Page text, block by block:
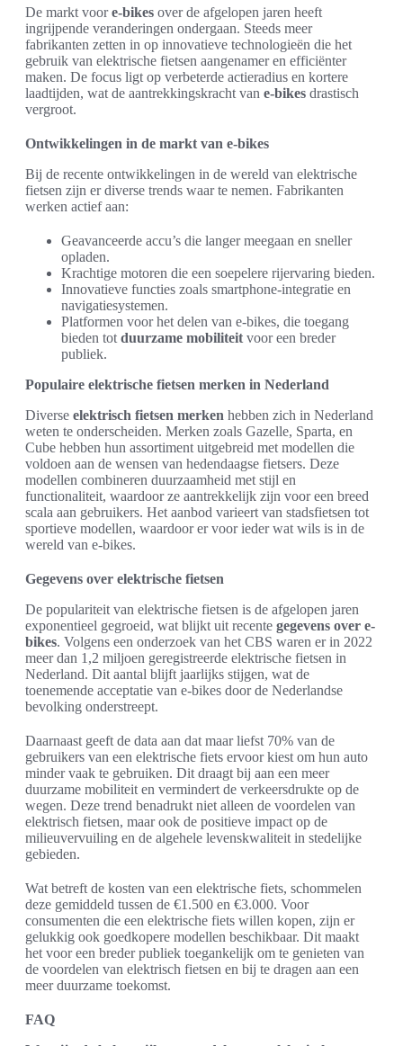
De markt voore-bikes over de afgelopen jaren heeft
ingrijpende veranderingen ondergaan. Steeds meer
fabrikanten zetten in op innovatieve technologieën die het
gebruik van elektrische fietsen aangenamer en efficiënter
maken. De focus ligt op verbeterde actieradius en kortere
laadtijden, wat de aantrekkingskracht van e-bikes drastisch
vergroot.
Ontwikkelingen in de markt van e-bikes
Bij de recente ontwikkelingen in de wereld van elektrische
fietsen zijn er diverse trends waar te nemen. Fabrikanten
werken actief aan:
Geavanceerde accu’s die langer meegaan en sneller
opladen.
Krachtige motoren die een soepelere rijervaring bieden.
Innovatieve functies zoals smartphone-integratie en
navigatiesystemen.
Platformen voor het delen van e-bikes, die toegang
bieden tot duurzame mobiliteit voor een breder
publiek.
Populaire elektrische fietsen merken in Nederland
Diverse elektrisch fietsen merken hebben zich in Nederland
weten te onderscheiden. Merken zoals Gazelle, Sparta, en
Cube hebben hun assortiment uitgebreid met modellen die
voldoen aan de wensen van hedendaagse fietsers. Deze
modellen combineren duurzaamheid met stijl en
functionaliteit, waardoor ze aantrekkelijk zijn voor een breed
scala aan gebruikers. Het aanbod varieert van stadsfietsen tot
sportieve modellen, waardoor er voor ieder wat wils is in de
wereld van e-bikes.
Gegevens over elektrische fietsen
De populariteit van elektrische fietsen is de afgelopen jaren
exponentieel gegroeid, wat blijkt uit recente gegevens over e-
bikes. Volgens een onderzoek van het CBS waren er in 2022
meer dan 1,2 miljoen geregistreerde elektrische fietsen in
Nederland. Dit aantal blijft jaarlijks stijgen, wat de
toenemende acceptatie van e-bikes door de Nederlandse
bevolking onderstreept.
Daarnaast geeft de data aan dat maar liefst 70% van de
gebruikers van een elektrische fiets ervoor kiest om hun auto
minder vaak te gebruiken. Dit draagt bij aan een meer
duurzame mobiliteit en vermindert de verkeersdrukte op de
wegen. Deze trend benadrukt niet alleen de voordelen van
elektrisch fietsen, maar ook de positieve impact op de
milieuvervuiling en de algehele levenskwaliteit in stedelijke
gebieden.
Wat betreft de kosten van een elektrische fiets, schommelen
deze gemiddeld tussen de €1.500 en €3.000. Voor
consumenten die een elektrische fiets willen kopen, zijn er
gelukkig ook goedkopere modellen beschikbaar. Dit maakt
het voor een breder publiek toegankelijk om te genieten van
de voordelen van elektrisch fietsen en bij te dragen aan een
meer duurzame toekomst.
FAQ